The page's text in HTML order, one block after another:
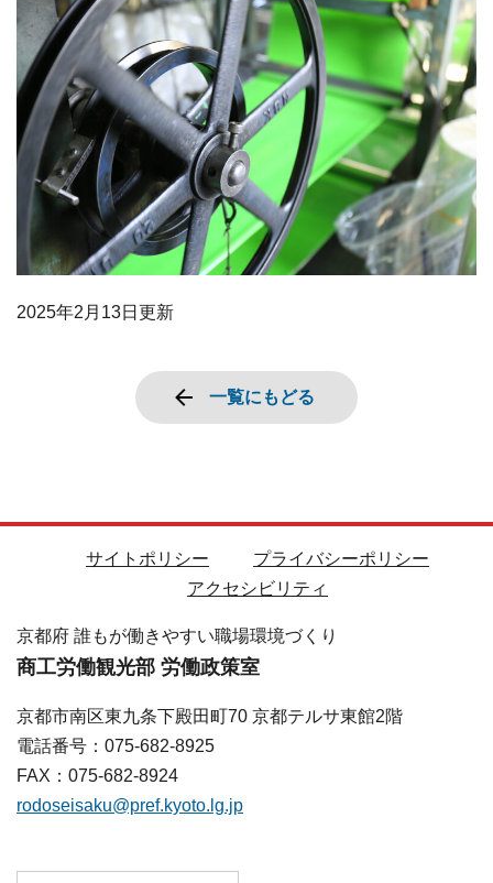
2025年2月13日 更新
一覧にもどる
サイトポリシー
プライバシーポリシー
アクセシビリティ
京都府 誰もが働きやすい職場環境づくり
商工労働観光部 労働政策室
京都市南区東九条下殿田町70 京都テルサ東館2階
電話番号：075-682-8925
FAX：075-682-8924
rodoseisaku@pref.kyoto.lg.jp